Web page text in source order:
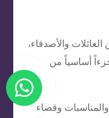
والأصدقاء،
أساسياً من
وقضاء